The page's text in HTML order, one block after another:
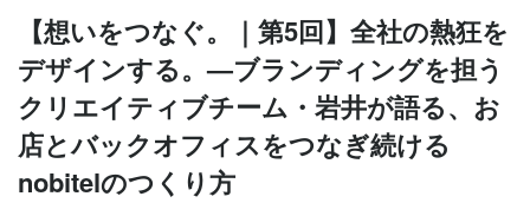
【想いをつなぐ。｜第5回】全社の熱狂を
デザインする。—ブランディングを担う
クリエイティブチーム・岩井が語る、お
店とバックオフィスをつなぎ続ける
nobitelのつくり方